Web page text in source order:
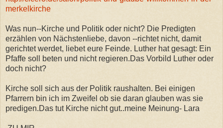
merkelkirche
Was nun--Kirche und Politik oder nicht? Die Predigten
erzählen von Nächstenliebe, davon --richtet nicht, damit
gerichtet werdet, liebet eure Feinde. Luther hat gesagt: Ein
Pfaffe soll beten und nicht regieren.Das Vorbild Luther oder
doch nicht?
Kirche soll sich aus der Politik raushalten. Bei einigen
Pfarrern bin ich im Zweifel ob sie daran glauben was sie
predigen.Das tut Kirche nicht gut..meine Meinung- Lara